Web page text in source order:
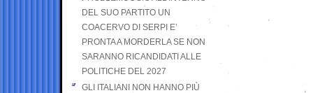
DEL SUO PARTITO UN
COACERVO DI SERPI E’
PRONTA A MORDERLA SE NON
SARANNO RICANDIDATI ALLE
POLITICHE DEL 2027
GLI ITALIANI NON HANNO PIÙ